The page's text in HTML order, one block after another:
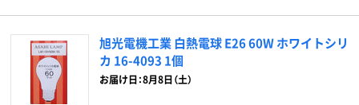
旭光電機工業 白熱電球 E26 60W ホワイトシリ
カ 16-4093 1個
お届け日：8月8日（土）